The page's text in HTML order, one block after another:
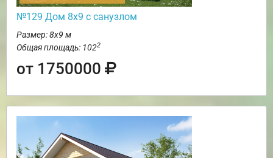
№129 Дом 8х9 с санузлом
Размер: 8х9 м
Общая площадь: 1022
от 1750000